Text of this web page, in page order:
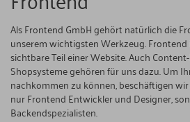
Als Frontend GmbH gehört natürlich die
unserem wichtigsten Werkzeug.
sichtbare Teil einer Website. Auch
Shopsysteme gehören für uns dazu. Um
nachkommen zu können, beschäftigen
nur Frontend Entwickler und Designer,
Backendspezialisten.